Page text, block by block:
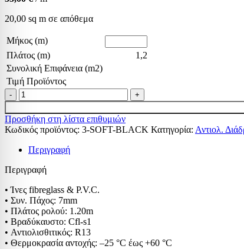
20,00 sq m σε απόθεμα
Μήκος (m)
Πλάτος (m)
1,2
Συνολική Επιφάνεια (m2)
Τιμή Προϊόντος
Προσθήκη στη λίστα επιθυμιών
Κωδικός προϊόντος: 3-SOFT-BLACK Κατηγορία: Αντιολ.
Περιγραφή
Περιγραφή
• Ίνες fibreglass & P.V.C.
• Συν. Πάχος: 7mm
• Πλάτος ρολού: 1.20m
• Βραδύκαυστο: Cfl-s1
• Αντιολισθιτικός: R13
• Θερμοκρασία αντοχής: –25 °C έως +60 °C